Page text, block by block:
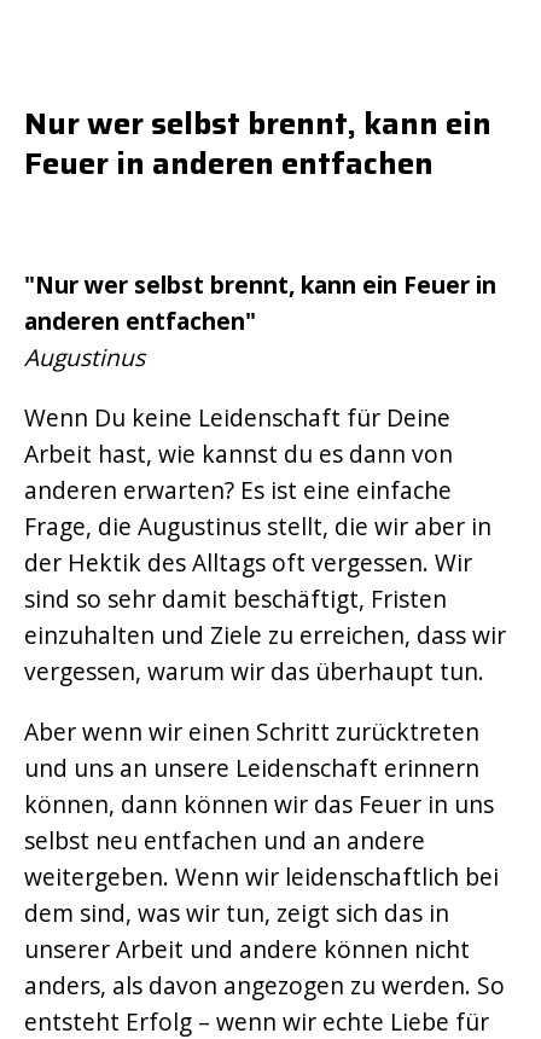
Nur wer selbst brennt, kann ein
Feuer in anderen entfachen
"Nur wer selbst brennt, kann ein Feuer in
anderen entfachen"
Augustinus
Wenn Du keine Leidenschaft für Deine
Arbeit hast, wie kannst du es dann von
anderen erwarten? Es ist eine einfache
Frage, die Augustinus stellt, die wir aber in
der Hektik des Alltags oft vergessen. Wir
sind so sehr damit beschäftigt, Fristen
einzuhalten und Ziele zu erreichen, dass wir
vergessen, warum wir das überhaupt tun.
Aber wenn wir einen Schritt zurücktreten
und uns an unsere Leidenschaft erinnern
können, dann können wir das Feuer in uns
selbst neu entfachen und an andere
weitergeben. Wenn wir leidenschaftlich bei
dem sind, was wir tun, zeigt sich das in
unserer Arbeit und andere können nicht
anders, als davon angezogen zu werden. So
entsteht Erfolg – wenn wir echte Liebe für